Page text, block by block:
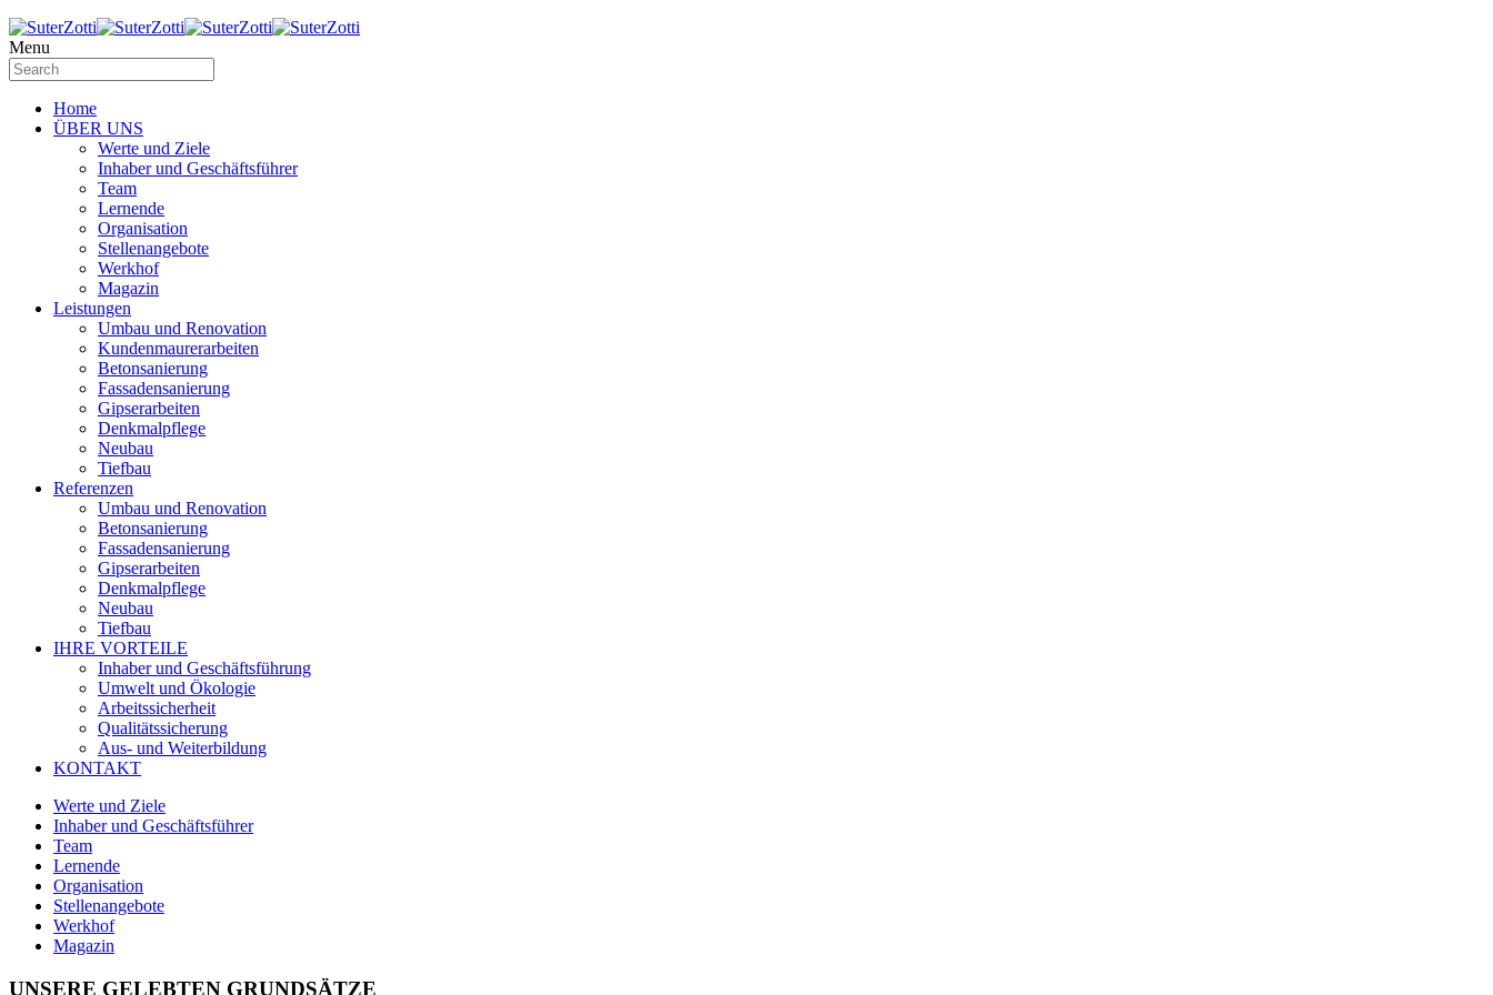
Menu
Home
ÜBER UNS
Werte und Ziele
Inhaber und Geschäftsführer
Team
Lernende
Organisation
Stellenangebote
Werkhof
Magazin
Leistungen
Umbau und Renovation
Kundenmaurerarbeiten
Betonsanierung
Fassadensanierung
Gipserarbeiten
Denkmalpflege
Neubau
Tiefbau
Referenzen
Umbau und Renovation
Betonsanierung
Fassadensanierung
Gipserarbeiten
Denkmalpflege
Neubau
Tiefbau
IHRE VORTEILE
Inhaber und Geschäftsführung
Umwelt und Ökologie
Arbeitssicherheit
Qualitätssicherung
Aus- und Weiterbildung
KONTAKT
Werte und Ziele
Inhaber und Geschäftsführer
Team
Lernende
Organisation
Stellenangebote
Werkhof
Magazin
UNSERE GELEBTEN GRUNDSÄTZE